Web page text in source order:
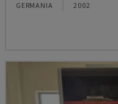
GERMANIA 2002